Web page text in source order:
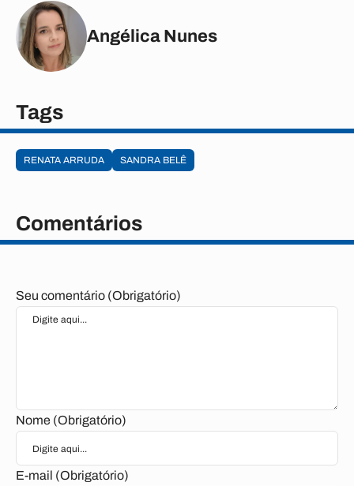
Angélica Nunes
Tags
RENATA ARRUDA SANDRA BELÊ
Comentários
Seu comentário (Obrigatório)
Nome (Obrigatório)
E-mail (Obrigatório)